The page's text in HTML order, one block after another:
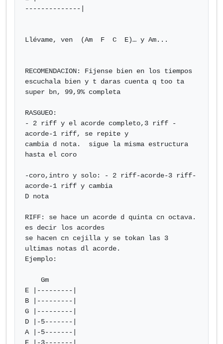
--------------|
Llévame, ven  (Am  F  C  E)… y Am...
RECOMENDACION: Fijense bien en los tiempos
escuchala bien y t daras cuenta q too ta
super bn, 99,9% completa
RASGUEO:
- 2 riff y el acorde completo,3 riff -
acorde-1 riff, se repite y
cambia d nota.  sigue la misma estructura
hasta el coro
-coro,intro y solo: - 2 riff-acorde-3 riff-
acorde-1 riff y cambia
D nota
RIFF: se hace un acorde d quinta cn octava.
es decir los acordes
se hacen cn cejilla y se tokan las 3
ultimas notas dl acorde.
Ejemplo:
E |---------|
B |---------|
G |---------|
D |-5-------|
A |-5-------|